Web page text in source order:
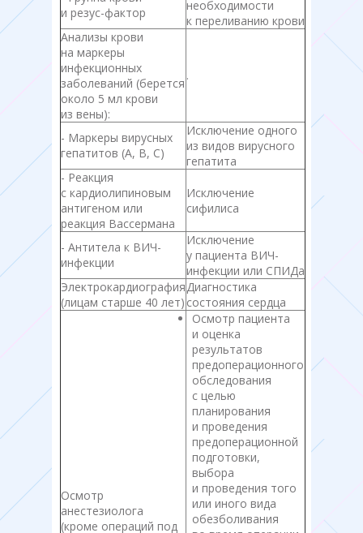
и резус-фактор
необходимости
к переливанию крови
Анализы крови
на маркеры
инфекционных
заболеваний (берется
около 5 мл крови
из вены):
.
- Маркеры вирусных
гепатитов (А, В, С)
Исключение одного
из видов вирусного
гепатита
- Реакция
с кардиолипиновым
антигеном или
реакция Вассермана
Исключение
сифилиса
- Антитела к ВИЧ-
инфекции
Исключение
у пациента ВИЧ-
инфекции или СПИДа
Электрокардиография
(лицам старше 40 лет)
Диагностика
состояния сердца
Осмотр
анестезиолога
(кроме операций под
Осмотр пациента
и оценка
результатов
предоперационного
обследования
с целью
планирования
и проведения
предоперационной
подготовки,
выбора
и проведения того
или иного вида
обезболивания